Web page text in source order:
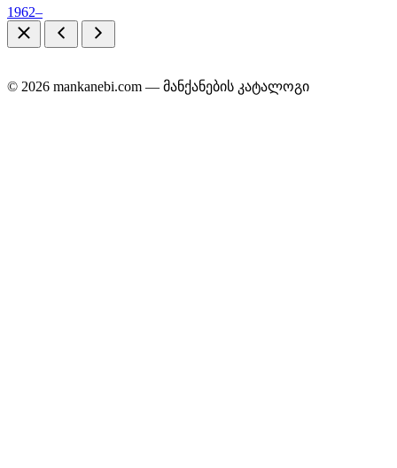
1962–
© 2026 mankanebi.com — მანქანების კატალოგი